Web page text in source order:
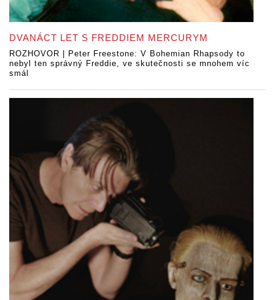
DVANÁCT LET S FREDDIEM MERCURYM
ROZHOVOR | Peter Freestone: V Bohemian Rhapsody to
nebyl ten správný Freddie, ve skutečnosti se mnohem víc
smál